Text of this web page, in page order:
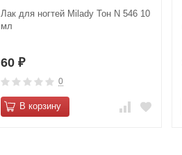
Лак для ногтей Milady Тон N 546 10
мл
60 ₽
0
В корзину